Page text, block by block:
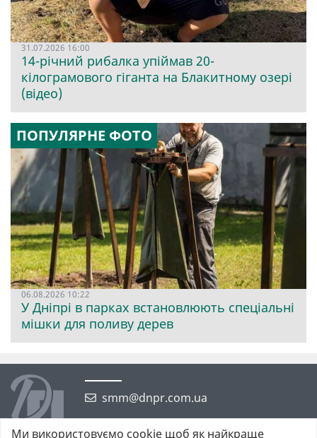
31.07.2026 16:00
14-річний рибалка упіймав 20-
кілограмового гіганта на Блакитному озері
(відео)
ПОПУЛЯРНЕ ФОТО
06.08.2026 10:22
У Дніпрі в парках встановлюють спеціальні
мішки для поливу дерев
smm@dnpr.com.ua
Ми використовуємо cookie щоб як найкраще